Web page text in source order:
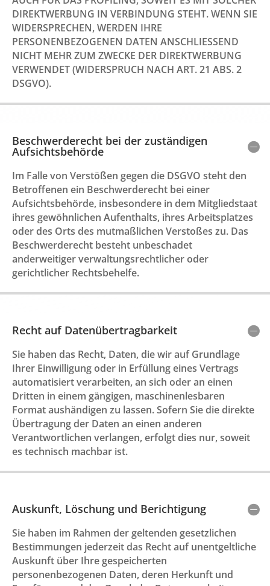
DIREKTWERBUNG IN VERBINDUNG STEHT. WENN SIE
WIDERSPRECHEN, WERDEN IHRE
PERSONENBEZOGENEN DATEN ANSCHLIESSEND
NICHT MEHR ZUM ZWECKE DER DIREKTWERBUNG
VERWENDET (WIDERSPRUCH NACH ART. 21 ABS. 2
DSGVO).
Beschwerderecht bei der zuständigen
Aufsichtsbehörde
Im Falle von Verstößen gegen die DSGVO steht den
Betroffenen ein Beschwerderecht bei einer
Aufsichtsbehörde, insbesondere in dem Mitgliedstaat
ihres gewöhnlichen Aufenthalts, ihres Arbeitsplatzes
oder des Orts des mutmaßlichen Verstoßes zu. Das
Beschwerderecht besteht unbeschadet
anderweitiger verwaltungsrechtlicher oder
gerichtlicher Rechtsbehelfe.
Recht auf Datenübertragbarkeit
Sie haben das Recht, Daten, die wir auf Grundlage
Ihrer Einwilligung oder in Erfüllung eines Vertrags
automatisiert verarbeiten, an sich oder an einen
Dritten in einem gängigen, maschinenlesbaren
Format aushändigen zu lassen. Sofern Sie die direkte
Übertragung der Daten an einen anderen
Verantwortlichen verlangen, erfolgt dies nur, soweit
es technisch machbar ist.
Auskunft, Löschung und Berichtigung
Sie haben im Rahmen der geltenden gesetzlichen
Bestimmungen jederzeit das Recht auf unentgeltliche
Auskunft über Ihre gespeicherten
personenbezogenen Daten, deren Herkunft und